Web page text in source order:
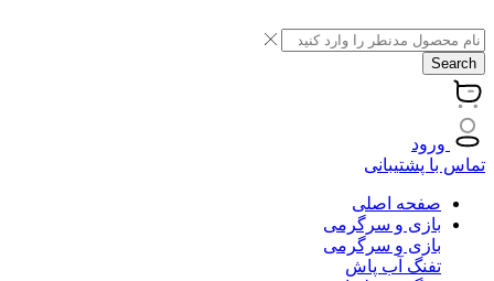
Search
ورود
تماس با پشتیبانی
صفحه اصلی
بازی و سرگرمی
بازی و سرگرمی
تفنگ آب پاش